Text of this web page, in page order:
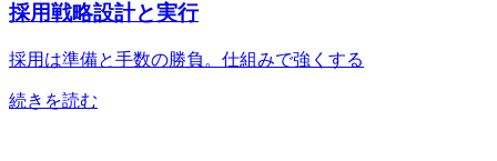
採用戦略設計と実行
採用は準備と手数の勝負。仕組みで強くする
続きを読む